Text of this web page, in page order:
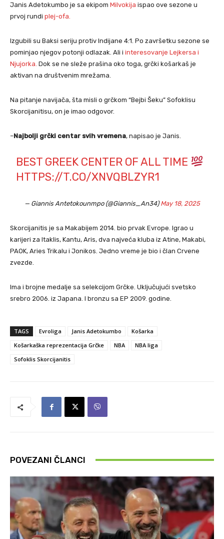
Janis Adetokumbo je sa ekipom Milvokija ispao ove sezone u
prvoj rundi plej-ofa.
Izgubili su Baksi seriju protiv Indijane 4:1. Po završetku sezone se
pominjao njegov potonji odlazak. Ali i interesovanje Lejkersa i
Njujorka. Dok se ne sleže prašina oko toga, grčki košarkaš je
aktivan na društvenim mrežama.
Na pitanje navijača, šta misli o grčkom “Bejbi Šeku” Sofoklisu
Skorcijanitisu, on je imao odgovor.
–Najbolji grčki centar svih vremena, napisao je Janis.
BEST GREEK CENTER OF ALL TIME
HTTPS://T.CO/XNVQBLZYR1
— Giannis Antetokounmpo (@Giannis_An34)May 18, 2025
Skorcijanitis je sa Makabijem 2014. bio prvak Evrope. Igrao u
karijeri za Itaklis, Kantu, Aris, dva najveća kluba iz Atine, Makabi,
PAOK, Aries Trikalu i Jonikos. Jedno vreme je bio i član Crvene
zvezde.
Ima i brojne medalje sa selekcijom Grčke. Uključujući svetsko
srebro 2006. iz Japana. I bronzu sa EP 2009. godine.
TAGS Evroliga Janis Adetokumbo
Košarka
Košarkaška reprezentacija Grčke
NBA
NBA liga
Sofoklis Skorcijanitis
POVEZANI ČLANCI